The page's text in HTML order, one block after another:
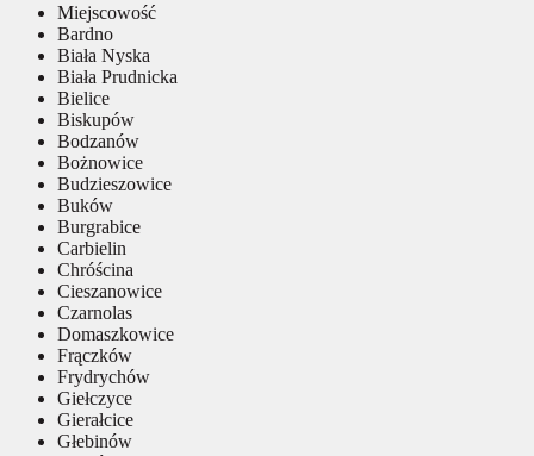
Miejscowość
Bardno
Biała Nyska
Biała Prudnicka
Bielice
Biskupów
Bodzanów
Bożnowice
Budzieszowice
Buków
Burgrabice
Carbielin
Chróścina
Cieszanowice
Czarnolas
Domaszkowice
Frączków
Frydrychów
Giełczyce
Gierałcice
Głebinów